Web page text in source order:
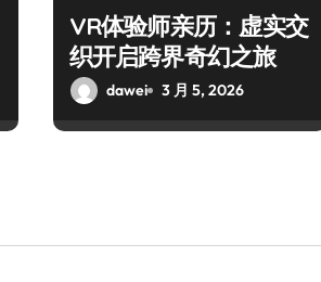
VR体验师亲历：虚实交
织开启跨界奇幻之旅
dawei 3 月 5, 2026